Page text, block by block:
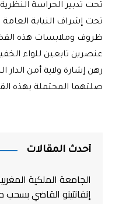
تحت تدبير الحراسة
تحت إشراف النيابة
ظروف وملابسات هذه
عنصرين تابعين للواء
رهن إشارة ولاية أمن الدار
صلتهما المحتملة بهذه
أحدث المقالات
الجامعة الملكية